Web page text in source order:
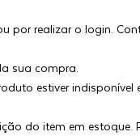
por realizar o login.
sua compra.
estiver indisponível
do item em estoque.